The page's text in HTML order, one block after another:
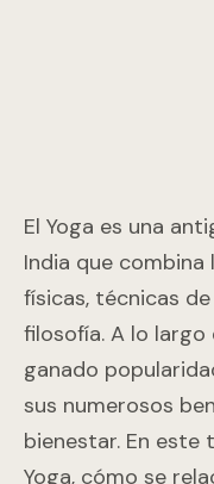
El Yoga es una
India que
físicas, técnicas
filosofía. A lo largo
ganado
sus numerosos
bienestar. En este
Yoga, cómo se